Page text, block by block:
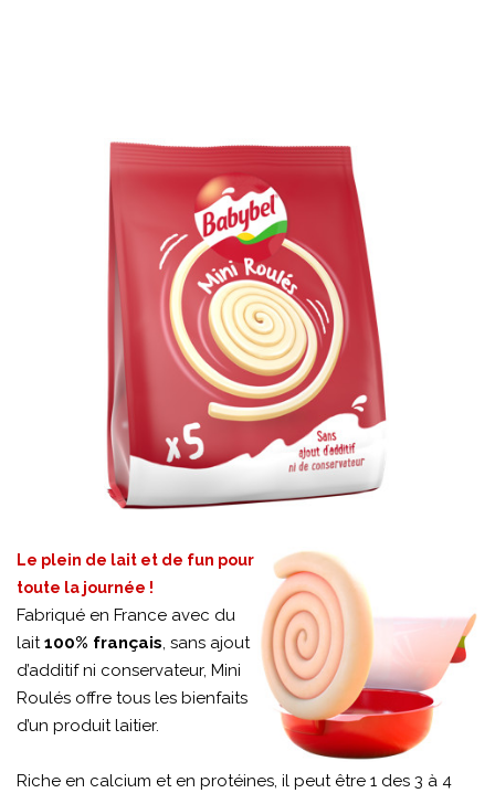
Le plein de lait et de fun pour
toute la journée !
Fabriqué en France avec du
lait100% français, sans ajout
d’additif ni conservateur, Mini
Roulés offre tous les bienfaits
d’un produit laitier.
Riche en calcium et en protéines, il peut être 1 des 3 à 4